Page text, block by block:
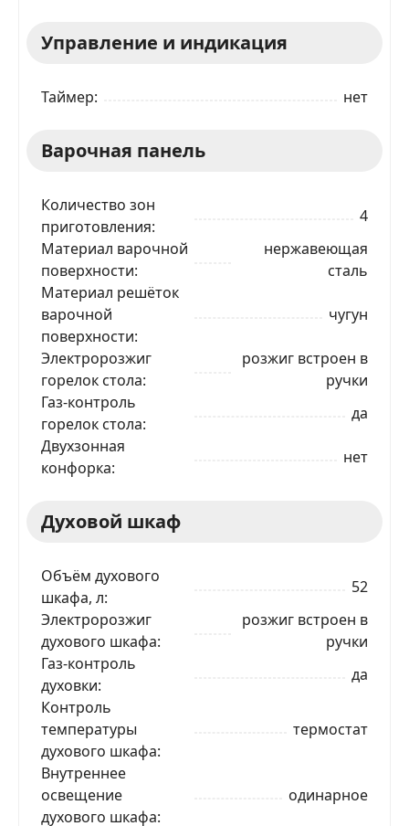
Управление и индикация
Таймер нет
Варочная панель
Количество зон
приготовления
4
Материал варочной
поверхности
нержавеющая
сталь
Материал решёток
варочной
поверхности
чугун
Электророзжиг
горелок стола
розжиг встроен в
ручки
Газ-контроль
горелок стола
да
Двухзонная
конфорка
нет
Духовой шкаф
Объём духового
шкафа, л
52
Электророзжиг
духового шкафа
розжиг встроен в
ручки
Газ-контроль
духовки
да
Контроль
температуры
духового шкафа
термостат
Внутреннее
освещение
духового шкафа
одинарное